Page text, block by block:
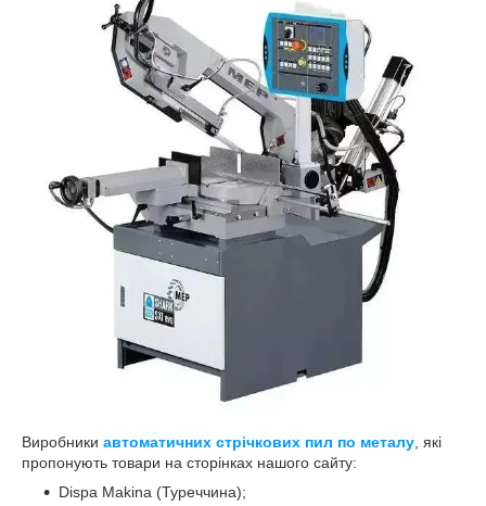
Виробники автоматичних стрічкових пил по металу , які
пропонують товари на сторінках нашого сайту:
Dispa Makina (Туреччина);